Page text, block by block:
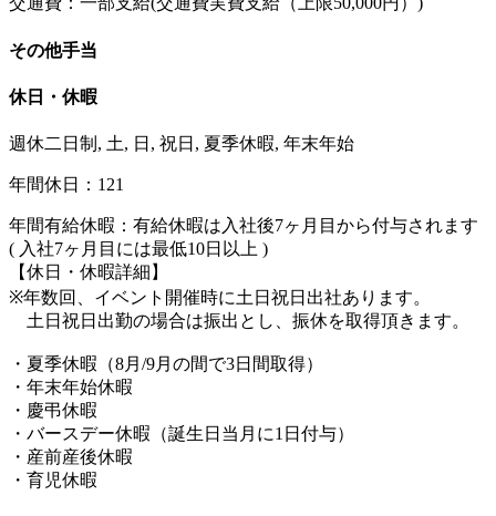
その他手当
休日・休暇
週休二日制, 土, 日, 祝日, 夏季休暇, 年末年始
年間休日：121
年間有給休暇：有給休暇は入社後7ヶ月目から付与されます
( 入社7ヶ月目には最低10日以上 )
【休日・休暇詳細】
※年数回、イベント開催時に土日祝日出社あります。
土日祝日出勤の場合は振出とし、振休を取得頂きます。
・夏季休暇（8月/9月の間で3日間取得）
・年末年始休暇
・慶弔休暇
・バースデー休暇（誕生日当月に1日付与）
・産前産後休暇
・育児休暇